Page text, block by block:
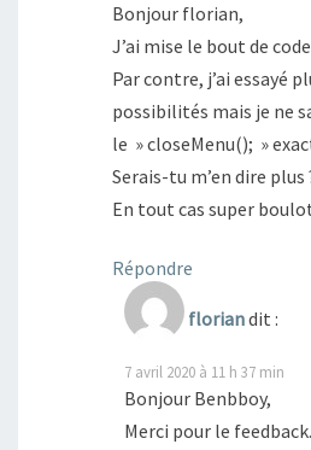
Bonjour florian,
J’ai mise le bout de
Par contre, j’ai essayé
possibilités mais je ne
le » closeMenu(); »
Serais-tu m’en dire plus
En tout cas super
Répondre
floriandit :
7 avril 2020 à 11 h 37 min
Bonjour Benbboy,
Merci pour le feedback.